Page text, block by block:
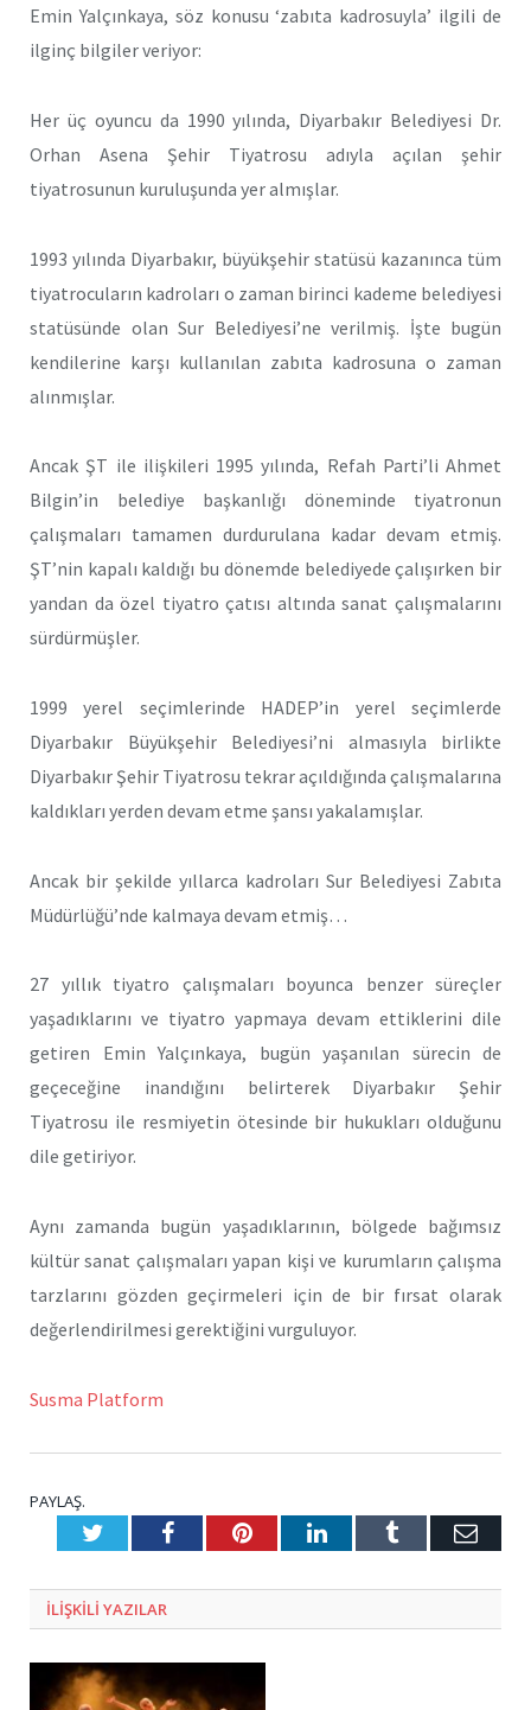
Emin Yalçınkaya, söz konusu ‘zabıta kadrosuyla’ ilgili de
ilginç bilgiler veriyor:
Her üç oyuncu da 1990 yılında, Diyarbakır Belediyesi Dr.
Orhan Asena Şehir Tiyatrosu adıyla açılan şehir
tiyatrosunun kuruluşunda yer almışlar.
1993 yılında Diyarbakır, büyükşehir statüsü kazanınca tüm
tiyatrocuların kadroları o zaman birinci kademe belediyesi
statüsünde olan Sur Belediyesi’ne verilmiş. İşte bugün
kendilerine karşı kullanılan zabıta kadrosuna o zaman
alınmışlar.
Ancak ŞT ile ilişkileri 1995 yılında, Refah Parti’li Ahmet
Bilgin’in belediye başkanlığı döneminde tiyatronun
çalışmaları tamamen durdurulana kadar devam etmiş.
ŞT’nin kapalı kaldığı bu dönemde belediyede çalışırken bir
yandan da özel tiyatro çatısı altında sanat çalışmalarını
sürdürmüşler.
1999 yerel seçimlerinde HADEP’in yerel seçimlerde
Diyarbakır Büyükşehir Belediyesi’ni almasıyla birlikte
Diyarbakır Şehir Tiyatrosu tekrar açıldığında çalışmalarına
kaldıkları yerden devam etme şansı yakalamışlar.
Ancak bir şekilde yıllarca kadroları Sur Belediyesi Zabıta
Müdürlüğü’nde kalmaya devam etmiş…
27 yıllık tiyatro çalışmaları boyunca benzer süreçler
yaşadıklarını ve tiyatro yapmaya devam ettiklerini dile
getiren Emin Yalçınkaya, bugün yaşanılan sürecin de
geçeceğine inandığını belirterek Diyarbakır Şehir
Tiyatrosu ile resmiyetin ötesinde bir hukukları olduğunu
dile getiriyor.
Aynı zamanda bugün yaşadıklarının, bölgede bağımsız
kültür sanat çalışmaları yapan kişi ve kurumların çalışma
tarzlarını gözden geçirmeleri için de bir fırsat olarak
değerlendirilmesi gerektiğini vurguluyor.
Susma Platform
PAYLAŞ.
TwitterFacebookPinterestLinkedInTumblr E-
ILIŞKILI YAZILAR